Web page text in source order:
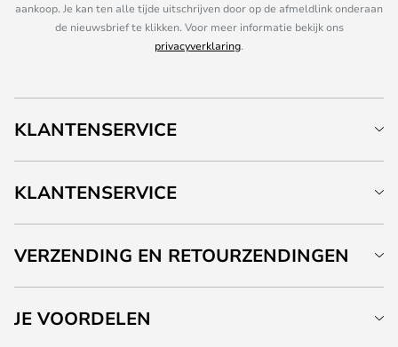
aankoop. Je kan ten alle tijde uitschrijven door op de afmeldlink onderaan
de nieuwsbrief te klikken. Voor meer informatie bekijk ons
privacyverklaring.
KLANTENSERVICE
KLANTENSERVICE
VERZENDING EN RETOURZENDINGEN
JE VOORDELEN